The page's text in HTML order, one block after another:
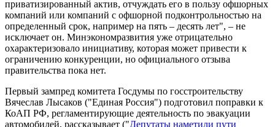
приватизированный актив, отчуждать его в пользу офшорных
компаний или компаний с офшорной подконтрольностью на
определенный срок, например на пять – десять лет", – не
исключает он. Минэкономразвития уже отрицательно
охарактеризовало инициативу, которая может привести к
ограничению конкуренции, но официального отзыва
правительства пока нет.
Первый зампред комитета Госдумы по госстроительству
Вячеслав Лысаков ("Единая Россия") подготовил поправки к
КоАП РФ, регламентирующие деятельность по эвакуации
автомобилей, рассказывает ("Депутаты наметили пути